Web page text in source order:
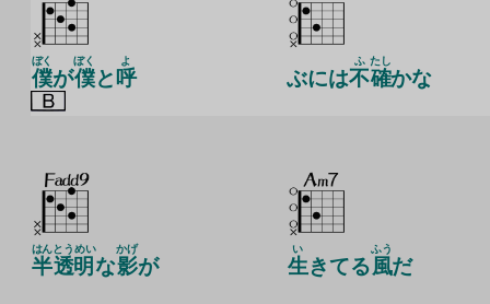
僕
ぼく
が僕
ぼく
と 呼
よ
ぶには不
ふ
確
たし
かな
半
はん
透明
とうめい
な影
かげ
が 生
い
きてる風
ふう
だ